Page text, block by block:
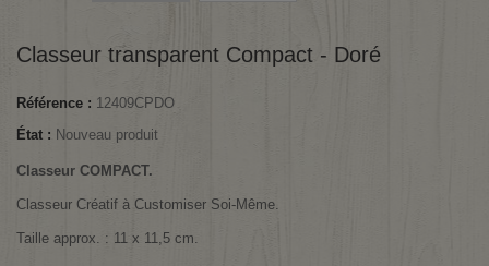
Classeur transparent Compact - Doré
Référence : 12409CPDO
État : Nouveau produit
Classeur COMPACT.
Classeur Créatif à Customiser Soi-Même.
Taille approx. : 11 x 11,5 cm.